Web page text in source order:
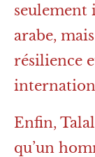
seulement
arabe,
résilience
Enfin,
qu’un